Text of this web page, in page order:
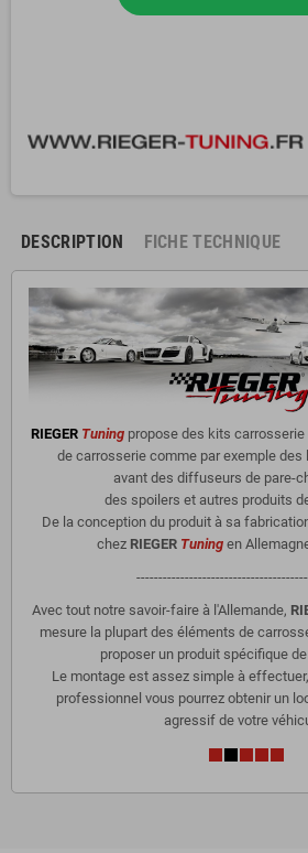
DESCRIPTION FICHE TECHNIQUE
RIEGER Tuning propose des kits
de carrosserie comme par exemple des
avant des diffuseurs de pare-
des spoilers et autres produits
De la conception du produit à sa
chez RIEGER Tuningen
Avec tout notre savoir-faire à l'Allemande,
mesure la plupart des éléments de
proposer un produit spécifique
Le montage est assez simple à
professionnel vous pourrez obtenir un
agressif de votre